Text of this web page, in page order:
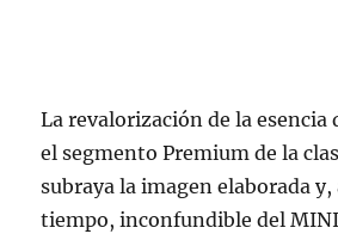
La revalorización de la esencia
el segmento Premium de la
subraya la imagen elaborada
tiempo, inconfundible del